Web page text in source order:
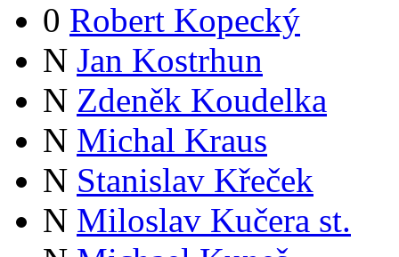
0 Robert Kopecký
N Jan Kostrhun
N Zdeněk Koudelka
N Michal Kraus
N Stanislav Křeček
N Miloslav Kučera st.